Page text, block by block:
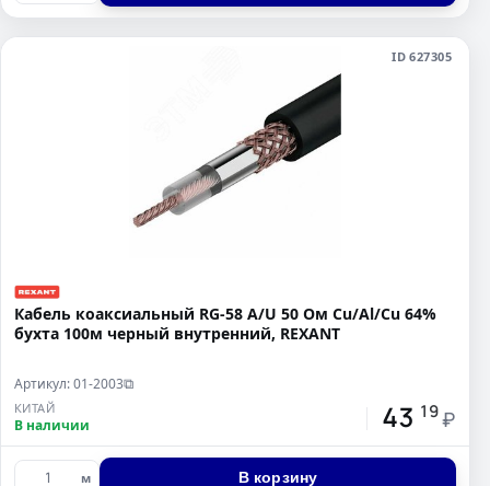
ID 627305
Кабель коаксиальный RG-58 A/U 50 Ом Cu/Al/Cu 64%
бухта 100м черный внутренний, REXANT
Артикул: 01-2003⧉
КИТАЙ
В наличии 43 19 ₽
м В корзину